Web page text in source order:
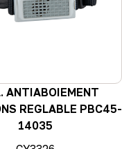
ANTIABOIEMENT
REGLABLE PBC45-
14035